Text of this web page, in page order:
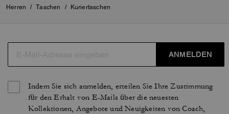
Herren / Taschen / Kuriertaschen
ANMELDEN
Indem Sie sich anmelden, erteilen Sie Ihre Zustimmung
für den Erhalt von E-Mails über die neuesten
Kollektionen, Angebote und Neuigkeiten von Coach,